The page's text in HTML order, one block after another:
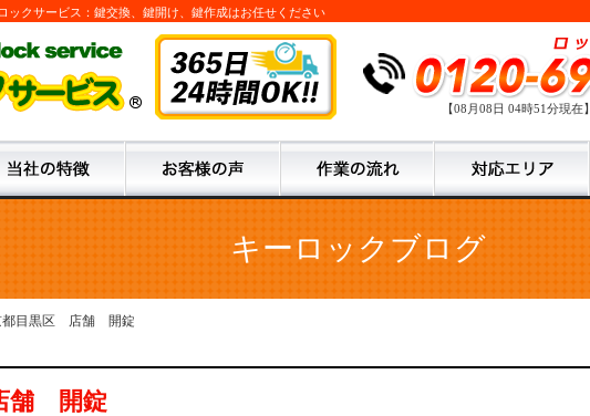
クサービス：鍵交換、鍵開け、鍵作成はお任せください
【08月08日 04時51分現在】
キーロックブログ
都目黒区 店舗 開錠
舗 開錠